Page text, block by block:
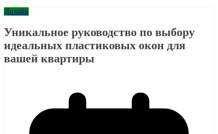
Дизайн
Уникальное руководство по выбору
идеальных пластиковых окон для
вашей квартиры